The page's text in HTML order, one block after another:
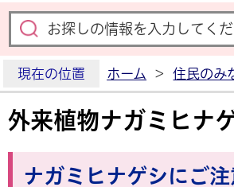
現在の位置 ホーム > 住民のみ
外来植物ナガミヒナ
ナガミヒナゲシにご